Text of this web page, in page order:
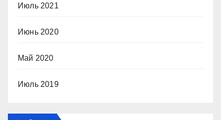
Июль 2021
Июнь 2020
Май 2020
Июль 2019